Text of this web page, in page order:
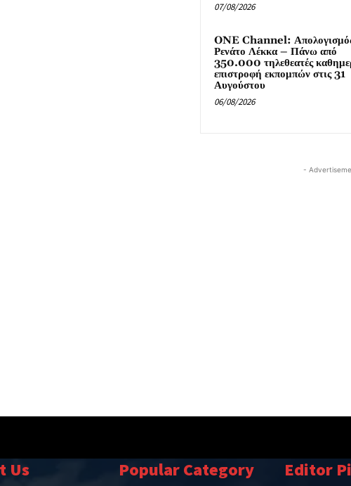
07/08/2026
ONE Channel:
Ρενάτο Λέκκα – Πάνω από
350.000 τηλεθεατές
επιστροφή εκπομπών στις 31
Αυγούστου
06/08/2026
-
Us Popular Category Editor